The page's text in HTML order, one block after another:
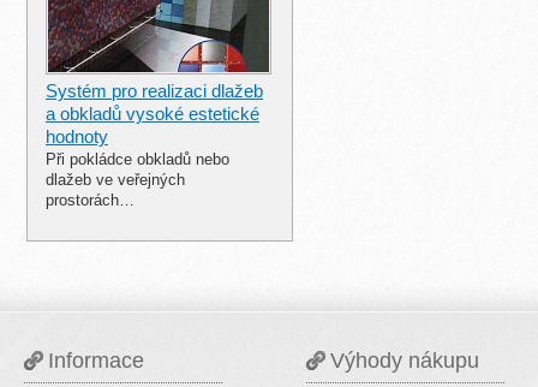
Systém pro realizaci dlažeb
a obkladů vysoké estetické
hodnoty
Při pokládce obkladů nebo
dlažeb ve veřejných
prostorách…
Informace Výhody nákupu